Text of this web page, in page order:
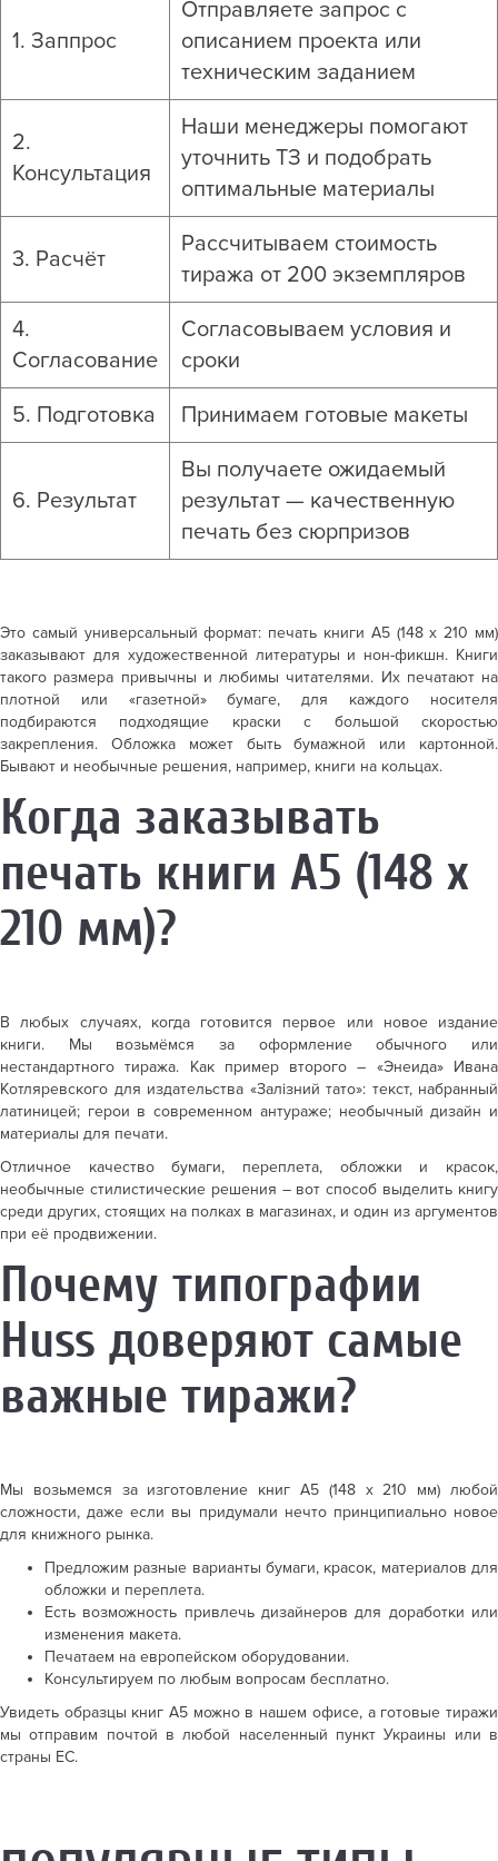
1. Заппрос
Отправляете запрос с
описанием проекта или
техническим заданием
2.
Консультация
Наши менеджеры помогают
уточнить ТЗ и подобрать
оптимальные материалы
3. Расчёт
Рассчитываем стоимость
тиража от 200 экземпляров
4.
Согласование
Согласовываем условия и
сроки
5. Подготовка Принимаем готовые макеты
6. Результат
Вы получаете ожидаемый
результат — качественную
печать без сюрпризов
Это самый универсальный формат: печать книги А5(148 x 210 мм)
заказывают для художественной литературы и нон-фикшн. Книги
такого размера привычны и любимы читателями. Их печатают на
плотной или «газетной» бумаге, для каждого носителя
подбираются подходящие краски с большой скоростью
закрепления. Обложка может быть бумажной или картонной.
Бывают и необычные решения, например, книги на кольцах.
Когда заказывать
печать книги А5 (148 x
210 мм)?
В любых случаях, когда готовится первое или новое издание
книги. Мы возьмёмся за оформление обычного или
нестандартного тиража. Как пример второго – «Энеида» Ивана
Котляревского для издательства «Залізний тато»: текст, набранный
латиницей; герои в современном антураже; необычный дизайн и
материалы для печати.
Отличное качество бумаги, переплета, обложки и красок,
необычные стилистические решения – вот способ выделить книгу
среди других, стоящих на полках в магазинах, и один из аргументов
при её продвижении.
Почему типографии
Huss доверяют самые
важные тиражи?
Мы возьмемся за изготовление книг А5 (148 x 210 мм) любой
сложности, даже если вы придумали нечто принципиально новое
для книжного рынка.
Предложим разные варианты бумаги, красок, материалов для
обложки и переплета.
Есть возможность привлечь дизайнеров для доработки или
изменения макета.
Печатаем на европейском оборудовании.
Консультируем по любым вопросам бесплатно.
Увидеть образцы книг А5 можно в нашем офисе, а готовые тиражи
мы отправим почтой в любой населенный пункт Украины или в
страны ЕС.